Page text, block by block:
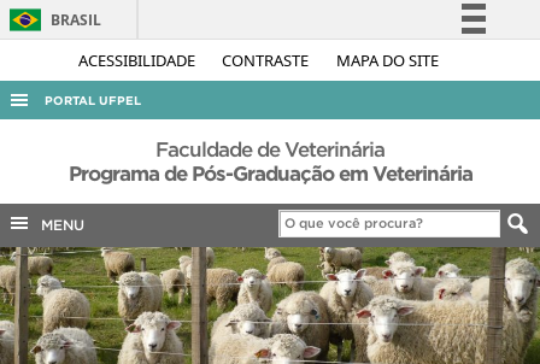
ACESSIBILIDADE CONTRASTE MAPA DO SITE
BRASIL
Simplifique!
Acesso à informação
Legislação
Canais
PORTAL UFPEL
ACESSO À INFORMAÇÃO
AUDITORIA
COBALTO
CONCURSOS
EDITAIS
INTERNACIONAL
Faculdade de Veterinária
Programa de Pós-Graduação em Veterinária
MENU